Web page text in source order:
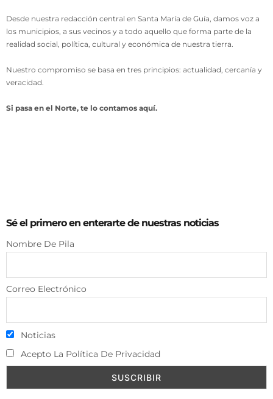
Desde nuestra redacción central en Santa María de Guía, damos voz a
los municipios, a sus vecinos y a todo aquello que forma parte de la
realidad social, política, cultural y económica de nuestra tierra.
Nuestro compromiso se basa en tres principios: actualidad, cercanía y
veracidad.
Si pasa en el Norte, te lo contamos aquí.
Sé el primero en enterarte de nuestras noticias
Nombre De Pila
Correo Electrónico
Noticias
Acepto La Política De Privacidad